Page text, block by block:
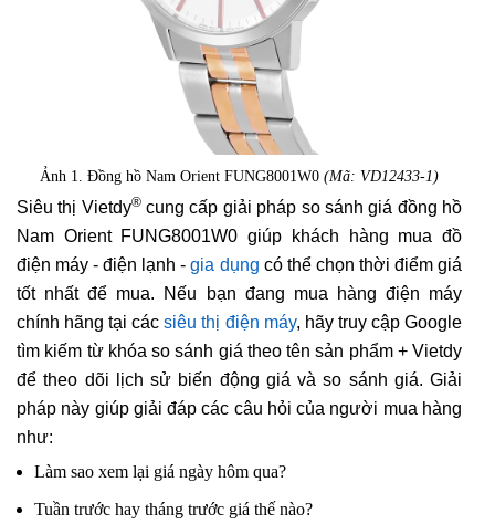
Ảnh 1. Đồng hồ Nam Orient FUNG8001W0 (Mã: VD12433-1)
Siêu thị Vietdy®cung cấp giải pháp so sánh giá đồng hồ
Nam Orient FUNG8001W0 giúp khách hàng mua đồ
điện máy - điện lạnh -gia dụng có thể chọn thời điểm giá
tốt nhất để mua. Nếu bạn đang mua hàng điện máy
chính hãng tại cácsiêu thị điện máy, hãy truy cập Google
tìm kiếm từ khóa so sánh giá theo tên sản phẩm + Vietdy
để theo dõi lịch sử biến động giá và so sánh giá. Giải
pháp này giúp giải đáp các câu hỏi của người mua hàng
như:
Làm sao xem lại giá ngày hôm qua?
Tuần trước hay tháng trước giá thế nào?